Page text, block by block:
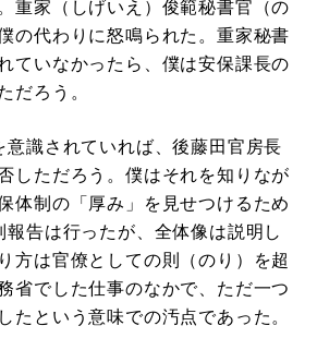
重家（しげいえ）俊範秘書官（の
の代わりに怒鳴られた。重家秘書
ていなかったら、僕は安保課長の
だろう。
意識されていれば、後藤田官房長
しただろう。僕はそれを知りなが
体制の「厚み」を見せつけるため
報告は行ったが、全体像は説明し
方は官僚としての則（のり）を超
省でした仕事のなかで、ただ一つ
たという意味での汚点であった。